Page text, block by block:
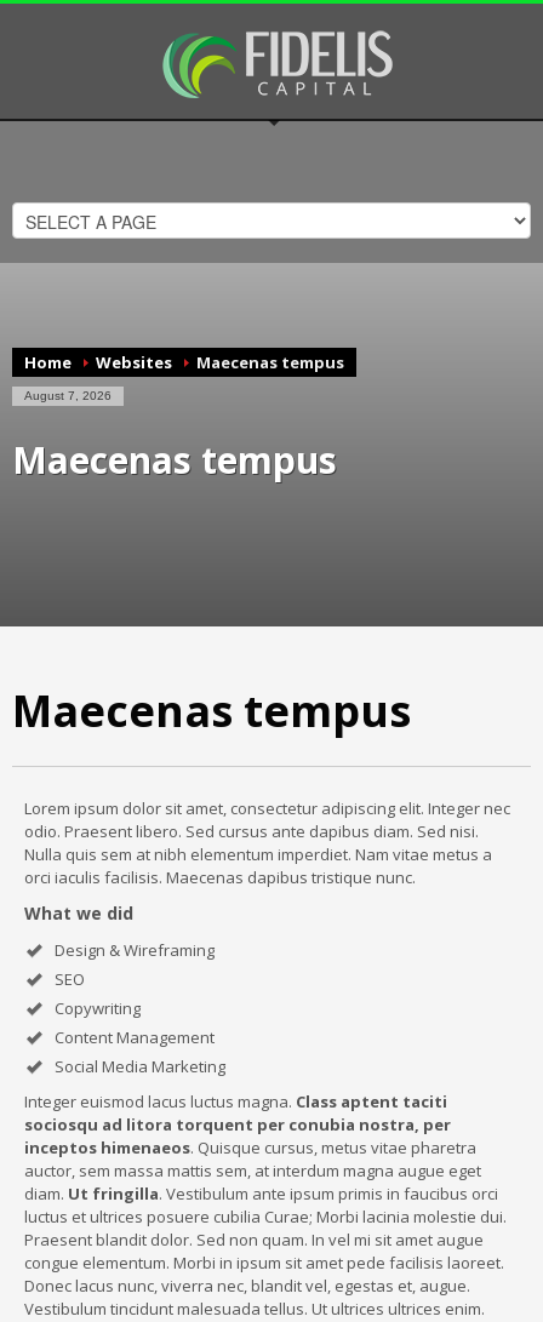
Home Websites Maecenas tempus
August 7, 2026
Maecenas tempus
Maecenas tempus
Lorem ipsum dolor sit amet, consectetur adipiscing elit. Integer nec
odio. Praesent libero. Sed cursus ante dapibus diam. Sed nisi.
Nulla quis sem at nibh elementum imperdiet. Nam vitae metus a
orci iaculis facilisis. Maecenas dapibus tristique nunc.
What we did
Design & Wireframing
SEO
Copywriting
Content Management
Social Media Marketing
Integer euismod lacus luctus magna. Class aptent taciti
sociosqu ad litora torquent per conubia nostra, per
inceptos himenaeos. Quisque cursus, metus vitae pharetra
auctor, sem massa mattis sem, at interdum magna augue eget
diam. Ut fringilla. Vestibulum ante ipsum primis in faucibus orci
luctus et ultrices posuere cubilia Curae; Morbi lacinia molestie dui.
Praesent blandit dolor. Sed non quam. In vel mi sit amet augue
congue elementum. Morbi in ipsum sit amet pede facilisis laoreet.
Donec lacus nunc, viverra nec, blandit vel, egestas et, augue.
Vestibulum tincidunt malesuada tellus. Ut ultrices ultrices enim.